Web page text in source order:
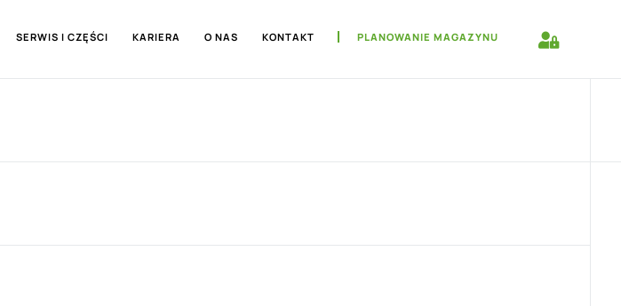
SERWIS I CZĘŚCI KARIERA O NAS KONTAKT PLANOWANIE MAGAZYNU